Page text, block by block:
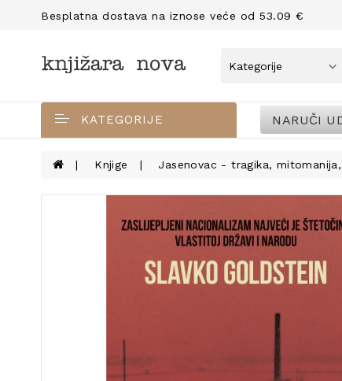
Besplatna dostava na iznose veće od 53.09 €
KATEGORIJE NARUČI
Knjige Jasenovac - tragika,